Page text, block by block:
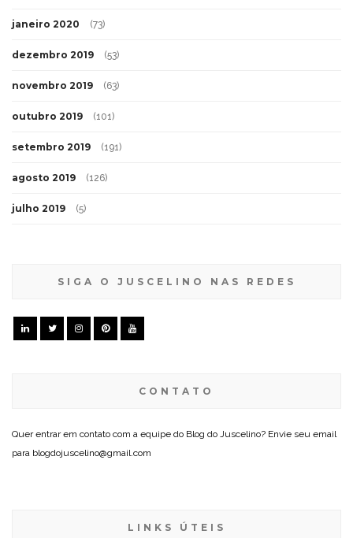
janeiro 2020 (73)
dezembro 2019 (53)
novembro 2019 (63)
outubro 2019 (101)
setembro 2019 (191)
agosto 2019 (126)
julho 2019 (5)
SIGA O JUSCELINO NAS REDES
CONTATO
Quer entrar em contato com a equipe do Blog do Juscelino? Envie seu email
para blogdojuscelino@gmail.com
LINKS ÚTEIS